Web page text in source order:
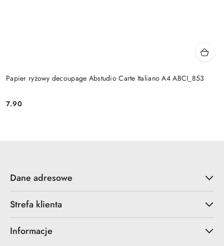
Papier ryżowy decoupage Abstudio Carte Italiano A4 ABCI_853
Cena:
7.90
Dane adresowe
Strefa klienta
Informacje